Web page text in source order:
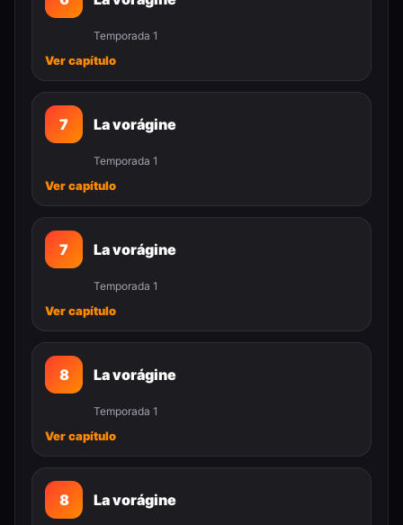
Temporada 1
Ver capítulo
7 La vorágine
Temporada 1
Ver capítulo
7 La vorágine
Temporada 1
Ver capítulo
8 La vorágine
Temporada 1
Ver capítulo
8 La vorágine